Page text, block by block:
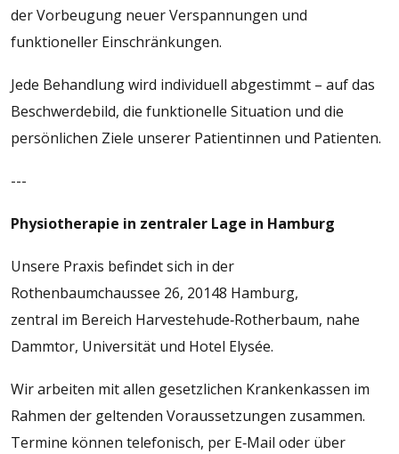
der Vorbeugung neuer Verspannungen und
funktioneller Einschränkungen.
Jede Behandlung wird individuell abgestimmt – auf das
Beschwerdebild, die funktionelle Situation und die
persönlichen Ziele unserer Patientinnen und Patienten.
---
Physiotherapie in zentraler Lage in Hamburg
Unsere Praxis befindet sich in der
Rothenbaumchaussee 26, 20148 Hamburg,
zentral im Bereich Harvestehude‑Rotherbaum, nahe
Dammtor, Universität und Hotel Elysée.
Wir arbeiten mit allen gesetzlichen Krankenkassen im
Rahmen der geltenden Voraussetzungen zusammen.
Termine können telefonisch, per E‑Mail oder über